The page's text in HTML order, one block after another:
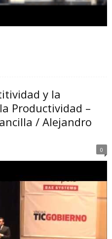
y la
Productividad –
/ Alejandro
0